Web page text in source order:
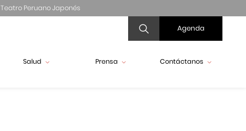
Teatro Peruano Japonés
Agenda
Salud Prensa Contáctanos